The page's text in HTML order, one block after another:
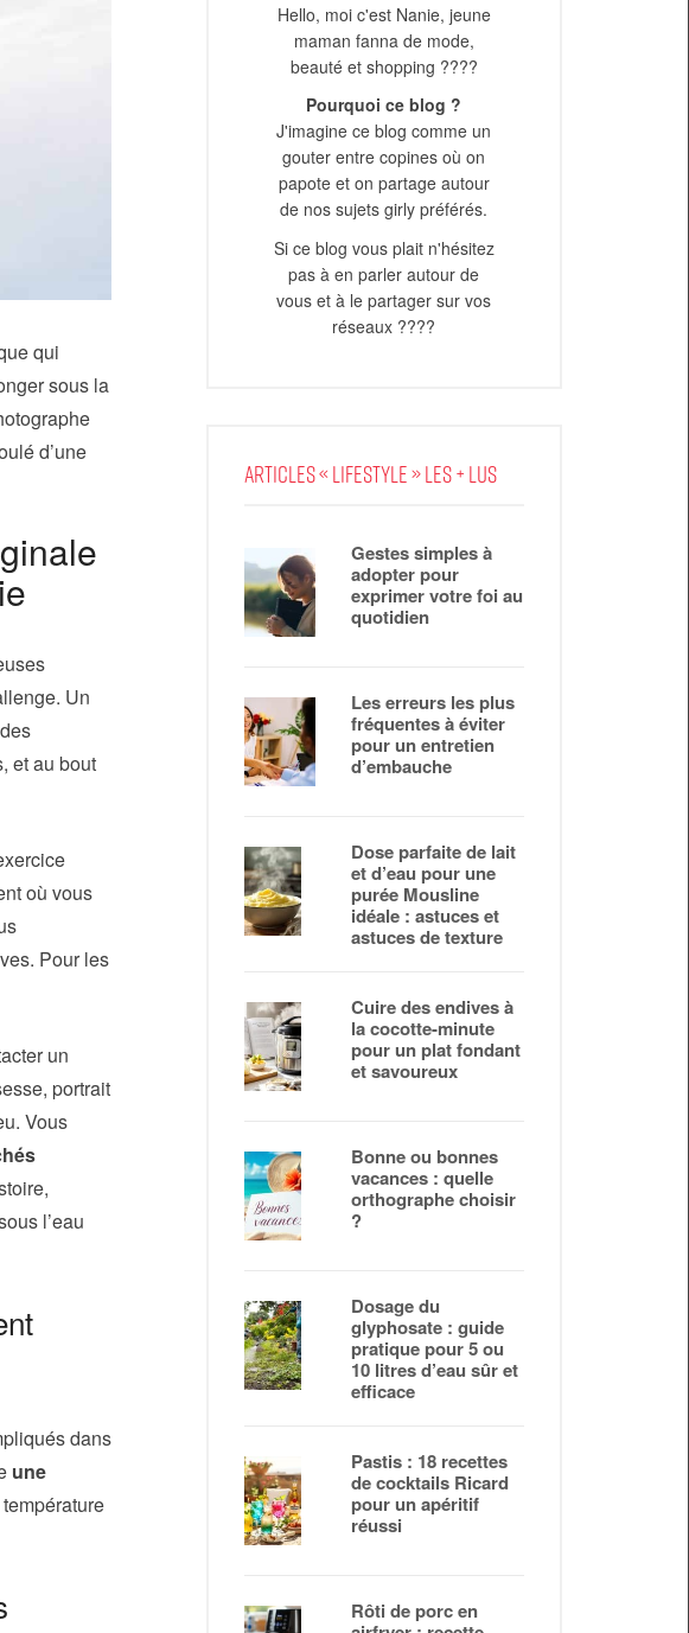
qui
sous la
d’une
Un
et au bout
où vous
Pour les
un
portrait
Vous
l’eau
dans
une
Hello, moi c'est Nanie, jeune
maman fanna de mode,
beauté et shopping ????
Pourquoi ce blog ?
J'imagine ce blog comme un
gouter entre copines où on
papote et on partage autour
de nos sujets girly préférés.
Si ce blog vous plait n'hésitez
pas à en parler autour de
vous et à le partager sur vos
réseaux ????
ARTICLES « LIFESTYLE » LES + LUS
Gestes simples à
adopter pour
exprimer votre foi au
quotidien
Les erreurs les plus
fréquentes à éviter
pour un entretien
d’embauche
Dose parfaite de lait
et d’eau pour une
purée Mousline
idéale : astuces et
astuces de texture
Cuire des endives à
la cocotte-minute
pour un plat fondant
et savoureux
Bonne ou bonnes
vacances : quelle
orthographe choisir
?
Dosage du
glyphosate : guide
pratique pour 5 ou
10 litres d’eau sûr et
efficace
Pastis : 18 recettes
de cocktails Ricard
pour un apéritif
réussi
Rôti de porc en